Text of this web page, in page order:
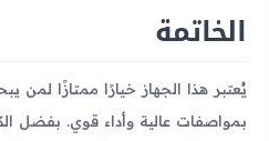
الخاتمة
يُعتبر هذا الجهاز خيارًا ممتازًا لمن
بمواصفات عالية وأداء قوي. بفضل